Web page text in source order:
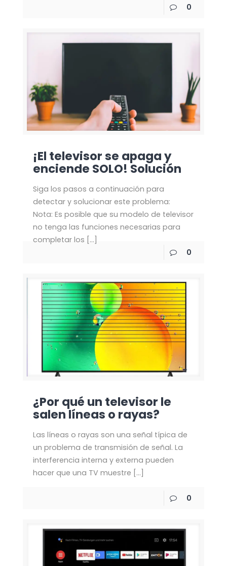
0
¡El televisor se apaga y
enciende SOLO! Solución
Siga los pasos a continuación para
detectar y solucionar este problema:
Nota: Es posible que su modelo de televisor
no tenga las funciones necesarias para
completar los […]
0
¿Por qué un televisor le
salen líneas o rayas?
Las líneas o rayas son una señal típica de
un problema de transmisión de señal. La
interferencia interna y externa pueden
hacer que una TV muestre […]
0